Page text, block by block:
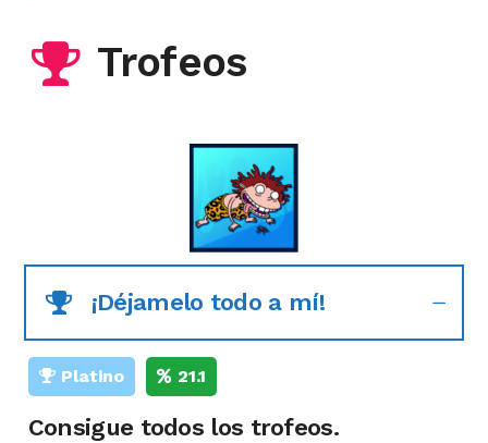
Trofeos
¡Déjamelo todo a mí!
Platino 21.1
Consigue todos los trofeos.